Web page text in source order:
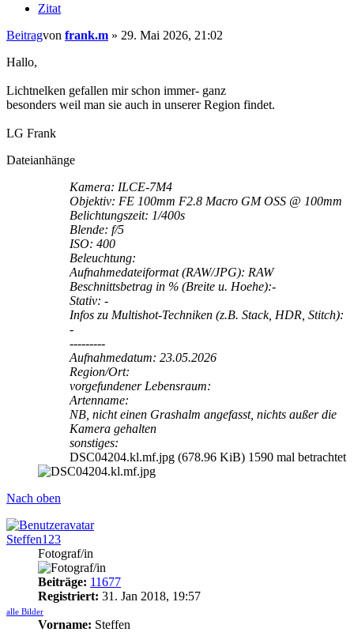
Zitat
Beitragvon frank.m » 29. Mai 2026, 21:02
Hallo,
Lichtnelken gefallen mir schon immer- ganz
besonders weil man sie auch in unserer Region findet.
LG Frank
Dateianhänge
Kamera: ILCE-7M4
Objektiv: FE 100mm F2.8 Macro GM OSS @ 100mm
Belichtungszeit: 1/400s
Blende: f/5
ISO: 400
Beleuchtung:
Aufnahmedateiformat (RAW/JPG): RAW
Beschnittsbetrag in % (Breite u. Hoehe):-
Stativ: -
Infos zu Multishot-Techniken (z.B. Stack, HDR, Stitch):
-
---------
Aufnahmedatum: 23.05.2026
Region/Ort:
vorgefundener Lebensraum:
Artenname:
NB, nicht einen Grashalm angefasst, nichts außer die
Kamera gehalten
sonstiges:
DSC04204.kl.mf.jpg (678.96 KiB) 1590 mal betrachtet
Nach oben
Steffen123
Fotograf/in
Beiträge: 11677
Registriert: 31. Jan 2018, 19:57
alle Bilder
Vorname: Steffen